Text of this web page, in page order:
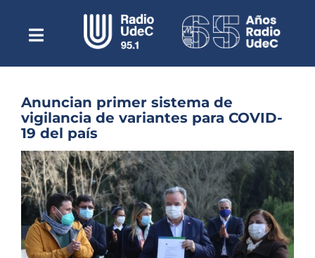
contenidoToggle
NavigationEscuchar Radio UdeC en vivo
Quiénes Somos
Programación
Podcast
Noticias
Reportajes
Columnas
Anuncian primer sistema de
vigilancia de variantes para COVID-
19 del país
Ver
imagen
más
grande